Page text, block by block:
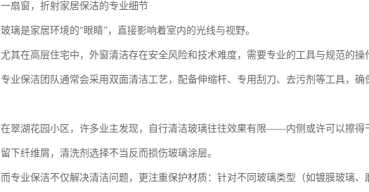
一扇窗，折射家居保洁的专业细节
玻璃是家居环境的“眼睛”，直接影响着室内的光线与视野。
尤其在高层住宅中，外窗清洁存在安全风险和技术难度，需要专业的工具与规范的操
专业保洁团队通常会采用双面清洁工艺，配备伸缩杆、专用刮刀、去污剂等工具，
在翠湖花园小区，许多业主发现，自行清洁玻璃往往效果有限——内侧或许可以擦得
留下纤维屑，清洗剂选择不当反而损伤玻璃涂层。
而专业保洁不仅解决清洁问题，更注重保护材质：针对不同玻璃类型（如镀膜玻璃